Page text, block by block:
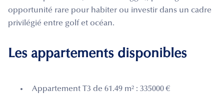
opportunité rare pour habiter ou investir dans un cadre
privilégié entre golf et océan.
Les appartements disponibles
Appartement T3 de 61.49 m² : 335000 €